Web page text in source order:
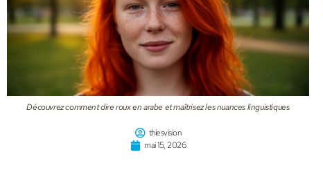
Découvrez comment dire roux en arabe et maîtrisez les nuances linguistiques
thiesvision
mai 15, 2026